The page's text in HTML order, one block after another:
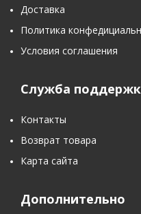
Доставка
Политика
Условия соглашения
Служба
Контакты
Возврат товара
Карта сайта
Дополнительно